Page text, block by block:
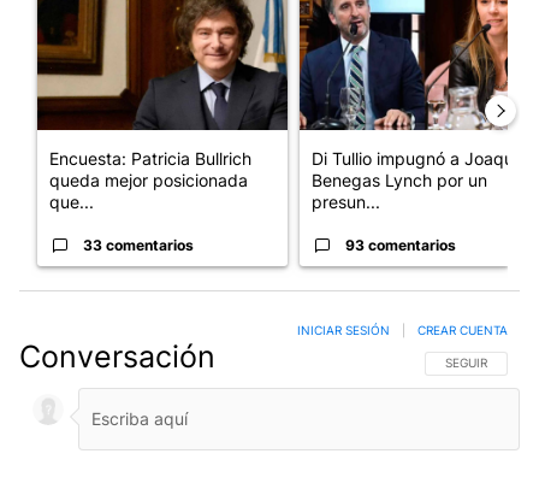
Encuesta: Patricia Bullrich
queda mejor posicionada
que...
33 comentarios
Di Tullio impugnó a Joaquín
Benegas Lynch por un
presun...
93 comentarios
Conversación SIGA ESTA
SEGUIR
INICIAR SESIÓN CREAR CUENTA